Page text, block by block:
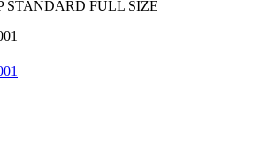
STANDARD FULL SIZE